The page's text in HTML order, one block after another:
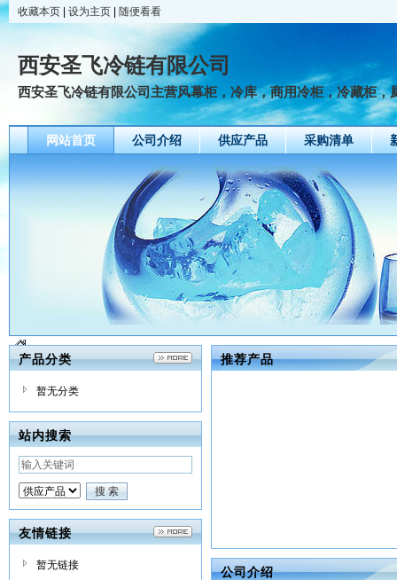
收藏本页 设为主页 随便看看
西安圣飞冷链有限公司
西安圣飞冷链有限公司主营风幕柜，冷库，商用冷柜，冷藏柜，
网站首页 公司介绍 供应产品 采购清单
产品分类
暂无分类
站内搜索
友情链接
暂无链接
推荐产品
公司介绍